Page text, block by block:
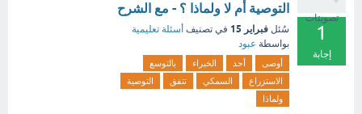
تصويتات
1
إجابة
التوصية أم لا ولماذا ؟ - مع الشرح
سُئل فبراير 15 في تصنيف أسئلة تعليمية
بواسطة عبود
أوصى أحد الخبراء
بالتوسع
الاستزراع
السمكي تتفق
التوصية
ولماذا